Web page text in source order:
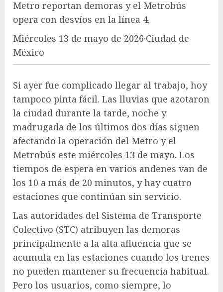
Metro reportan demoras y el Metrobús
opera con desvíos en la línea 4.
Miércoles 13 de mayo de 2026·Ciudad de
México
Si ayer fue complicado llegar al trabajo, hoy
tampoco pinta fácil. Las lluvias que azotaron
la ciudad durante la tarde, noche y
madrugada de los últimos dos días siguen
afectando la operación del Metro y el
Metrobús este miércoles 13 de mayo. Los
tiempos de espera en varios andenes van de
los 10 a más de 20 minutos, y hay cuatro
estaciones que continúan sin servicio.
Las autoridades del Sistema de Transporte
Colectivo (STC) atribuyen las demoras
principalmente a la alta afluencia que se
acumula en las estaciones cuando los trenes
no pueden mantener su frecuencia habitual.
Pero los usuarios, como siempre, lo